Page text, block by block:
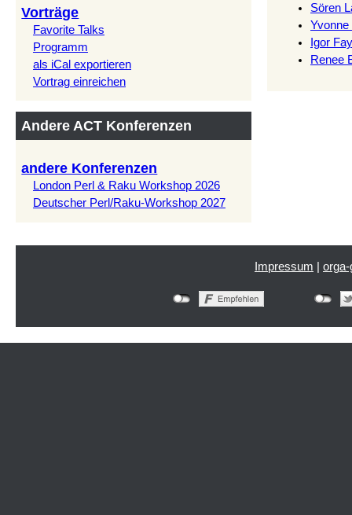
Vorträge
Favorite Talks
Programm
als iCal exportieren
Vortrag einreichen
Andere ACT Konferenzen
andere Konferenzen
London Perl & Raku Workshop 2026
Deutscher Perl/Raku-Workshop 2027
Sören
Yvonne
Igor
Renee
Impressum |